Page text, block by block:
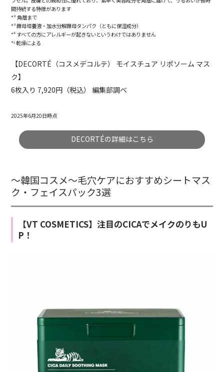
間持続する特徴があります
*² 角層まで
*³ 酵母培養液・加水分解酵母タンパク（ともに保湿成分）
*⁴ すべての方にアレルギーが起きないというわけではありません
*⁵ 乾燥による
【DECORTÉ（コスメデコルテ） モイスチュア リポソーム マス
ク】
6枚入り 7,920円（税込） 編集部調べ
2025年6月20日時点
DECORTÉの詳細はこちら
～韓国コスメ～毛穴ケアにおすすめシートマス
ク・フェイスパック3選
【VT COSMETICS】注目のCICAでメイクのりもU
P！